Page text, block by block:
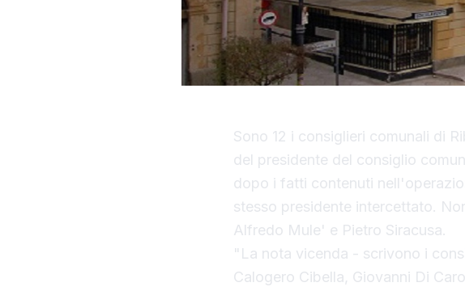
Sono 12 i consiglieri comunali di
del presidente del consiglio
dopo i fatti contenuti
stesso presidente intercettato.
Alfredo Mule' e Pietro Siracusa.
"La nota vicenda - scrivono i
Calogero Cibella, Giovanni Di